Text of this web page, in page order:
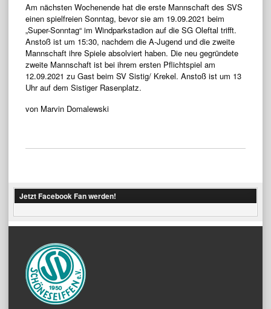
Am nächsten Wochenende hat die erste Mannschaft des SVS
einen spielfreien Sonntag, bevor sie am 19.09.2021 beim
„Super-Sonntag“ im Windparkstadion auf die SG Oleftal trifft.
Anstoß ist um 15:30, nachdem die A-Jugend und die zweite
Mannschaft ihre Spiele absolviert haben. Die neu gegründete
zweite Mannschaft ist bei ihrem ersten Pflichtspiel am
12.09.2021 zu Gast beim SV Sistig/ Krekel. Anstoß ist um 13
Uhr auf dem Sistiger Rasenplatz.
von Marvin Domalewski
Jetzt Facebook Fan werden!